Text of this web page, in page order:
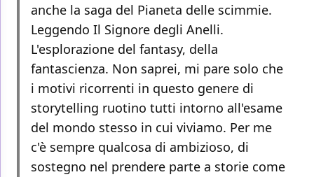
anche la saga del Pianeta delle scimmie.
Leggendo Il Signore degli Anelli.
L'esplorazione del fantasy, della
fantascienza. Non saprei, mi pare solo che
i motivi ricorrenti in questo genere di
storytelling ruotino tutti intorno all'esame
del mondo stesso in cui viviamo. Per me
c'è sempre qualcosa di ambizioso, di
sostegno nel prendere parte a storie come